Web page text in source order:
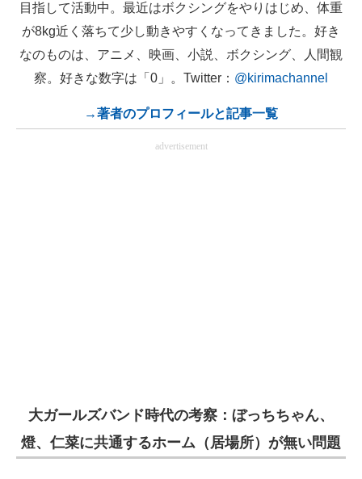
目指して活動中。最近はボクシングをやりはじめ、体重
が8kg近く落ちて少し動きやすくなってきました。好き
なのものは、アニメ、映画、小説、ボクシング、人間観
察。好きな数字は「0」。Twitter： @kirimachannel
→著者のプロフィールと記事一覧
advertisement
大ガールズバンド時代の考察：ぼっちちゃん、
燈、仁菜に共通するホーム（居場所）が無い問題